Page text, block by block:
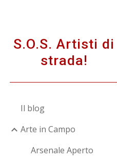
S.O.S. Artisti di
strada!
Il blog
Arte in Campo
Arsenale Aperto